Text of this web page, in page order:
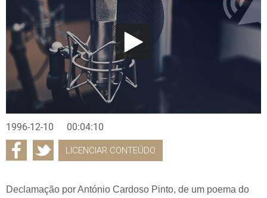
1996-12-10 00:04:10
LICENCIAR CONTEÚDO
Declamação por António Cardoso Pinto, de um poema do